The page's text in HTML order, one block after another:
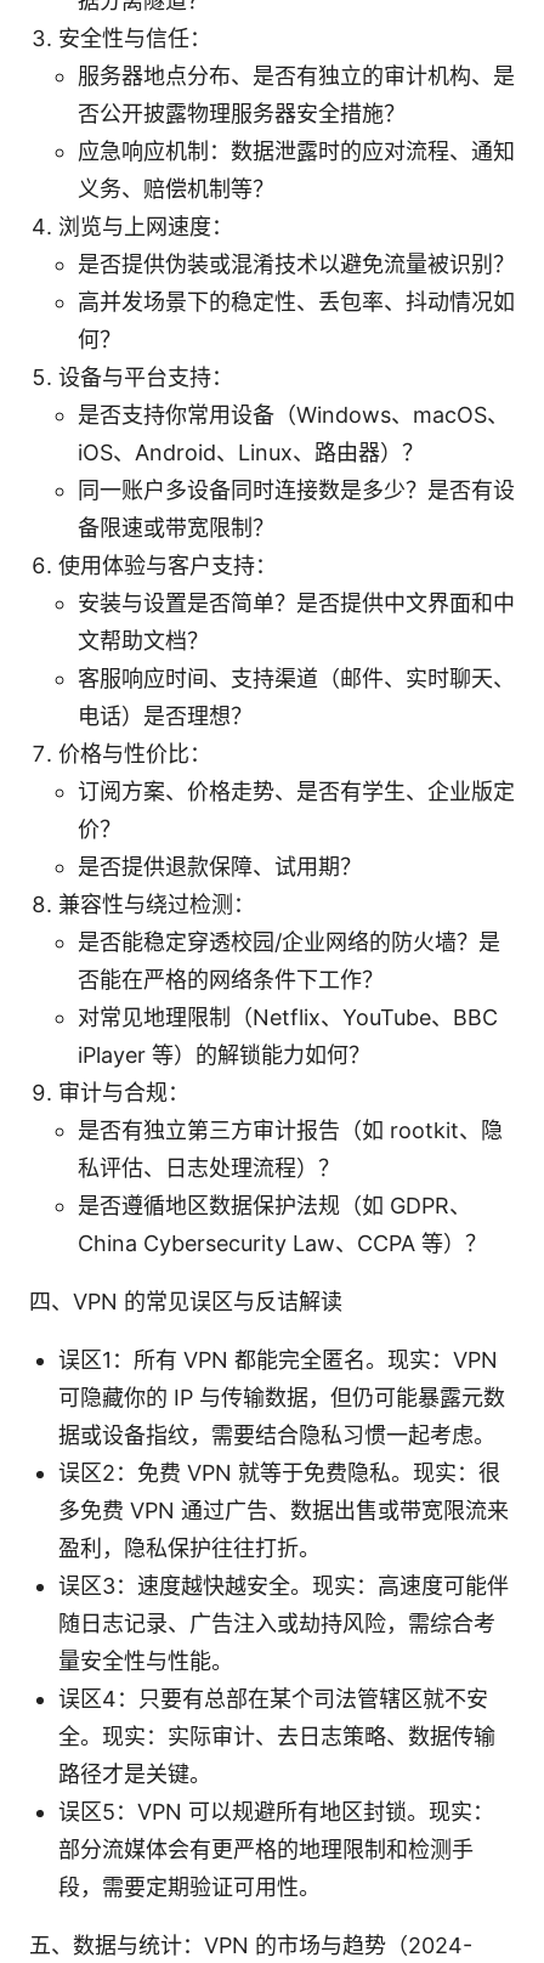
安全性与信任：
服务器地点分布、是否有独立的审计机构、是
否公开披露物理服务器安全措施？
应急响应机制：数据泄露时的应对流程、通知
义务、赔偿机制等？
浏览与上网速度：
是否提供伪装或混淆技术以避免流量被识别？
高并发场景下的稳定性、丢包率、抖动情况如
何？
设备与平台支持：
是否支持你常用设备（Windows、macOS、
iOS、Android、Linux、路由器）？
同一账户多设备同时连接数是多少？是否有设
备限速或带宽限制？
使用体验与客户支持：
安装与设置是否简单？是否提供中文界面和中
文帮助文档？
客服响应时间、支持渠道（邮件、实时聊天、
电话）是否理想？
价格与性价比：
订阅方案、价格走势、是否有学生、企业版定
价？
是否提供退款保障、试用期？
兼容性与绕过检测：
是否能稳定穿透校园/企业网络的防火墙？是
否能在严格的网络条件下工作？
对常见地理限制（Netflix、YouTube、BBC
iPlayer 等）的解锁能力如何？
审计与合规：
是否有独立第三方审计报告（如 rootkit、隐
私评估、日志处理流程）？
是否遵循地区数据保护法规（如 GDPR、
China Cybersecurity Law、CCPA 等）？
四、VPN 的常见误区与反诘解读
误区1：所有 VPN 都能完全匿名。现实：VPN
可隐藏你的 IP 与传输数据，但仍可能暴露元数
据或设备指纹，需要结合隐私习惯一起考虑。
误区2：免费 VPN 就等于免费隐私。现实：很
多免费 VPN 通过广告、数据出售或带宽限流来
盈利，隐私保护往往打折。
误区3：速度越快越安全。现实：高速度可能伴
随日志记录、广告注入或劫持风险，需综合考
量安全性与性能。
误区4：只要有总部在某个司法管辖区就不安
全。现实：实际审计、去日志策略、数据传输
路径才是关键。
误区5：VPN 可以规避所有地区封锁。现实：
部分流媒体会有更严格的地理限制和检测手
段，需要定期验证可用性。
五、数据与统计：VPN 的市场与趋势（2024-